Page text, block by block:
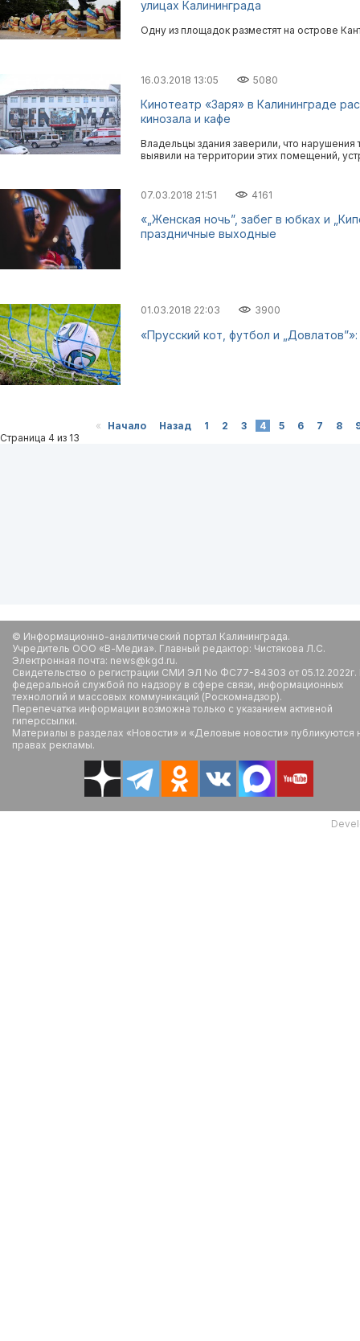
улицах Калининграда
Одну из площадок разместят на острове
16.03.2018 13:05 5080
Кинотеатр «Заря» в Калининграде
кинозала и кафе
Владельцы здания заверили, что
выявили на территории этих помещений,
07.03.2018 21:51 4161
«„Женская ночь”, забег в юбках и
праздничные выходные
01.03.2018 22:03 3900
«Прусский кот, футбол и
« Начало Назад 1 2 3 4 5 6 7 8
Страница 4 из 13
© Информационно-аналитический портал Калининграда.
Учредитель ООО «В-Медиа». Главный редактор: Чистякова Л.С.
Электронная почта: news@kgd.ru.
Свидетельство о регистрации СМИ ЭЛ No ФС77-84303 от
федеральной службой по надзору в сфере связи, информационных
технологий и массовых коммуникаций (Роскомнадзор).
Перепечатка информации возможна только с указанием активной
гиперссылки.
Материалы в разделах «Новости» и «Деловые новости» публикуются
правах рекламы.